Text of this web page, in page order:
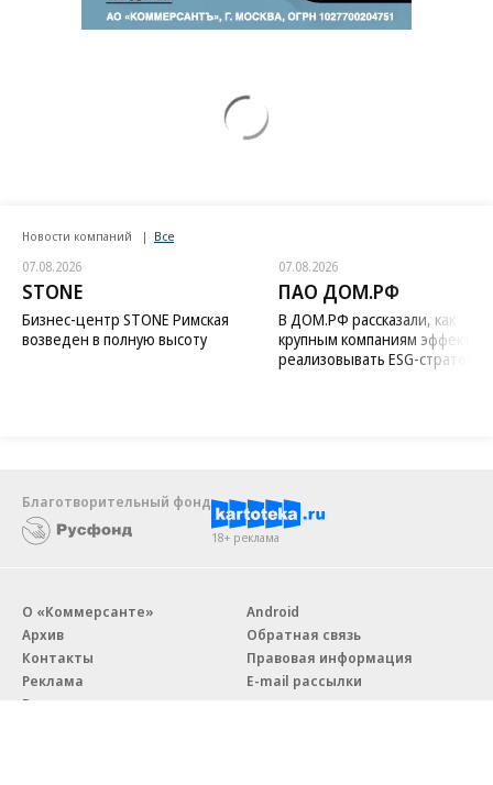
Новости компаний Все
07.08.2026
STONE
Бизнес-центр STONE Римская
возведен в полную высоту
07.08.2026
ПАО ДОМ.РФ
В ДОМ.РФ рассказали, как
крупным компаниям
реализовывать ESG-стратегию
Благотворительный фонд
18+ реклама
О «Коммерсанте»
Архив
Контакты
Реклама
Вакансии
Android
Обратная связь
Правовая информация
E-mail рассылки